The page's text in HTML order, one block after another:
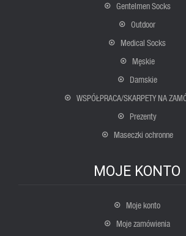
Gentelmen Socks
Outdoor
Medical Socks
Męskie
Damskie
WSPÓŁPRACA/SKARPETY NA
Prezenty
Maseczki ochronne
MOJE KONTO
Moje konto
Moje zamówienia